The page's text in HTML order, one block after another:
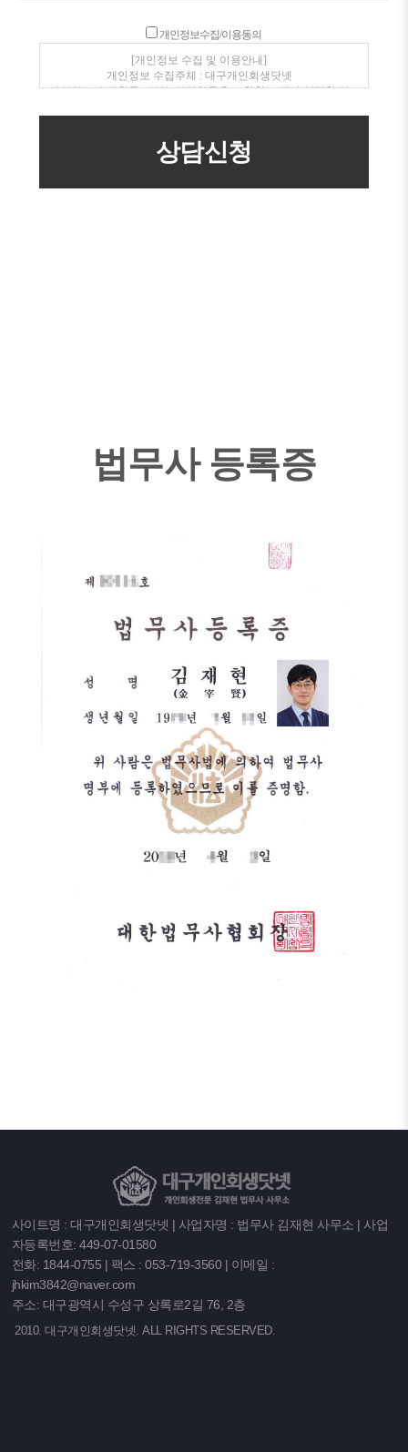
개인정보수집/이용동의
[개인정보 수집 및 이용안내]
개인정보 수집주체 : 대구개인회생닷넷
개인정보 수집항목 : 성명, 연락처등을 포함한 고객이 입력한 정
개인정보보유/이용기간 : 수집일로부터 1년(고객동의 철회시
지체없이 파기)
법무사 등록증
사이트명 : 대구개인회생닷넷 | 사업자명 : 법무사 김재현 사무소 | 사업
자등록번호: 449-07-01580
전화: 1844-0755 | 팩스 : 053-719-3560 | 이메일 :
jhkim3842@naver.com
주소: 대구광역시 수성구 상록로2길 76, 2층
2010. 대구개인회생닷넷. ALL RIGHTS RESERVED.